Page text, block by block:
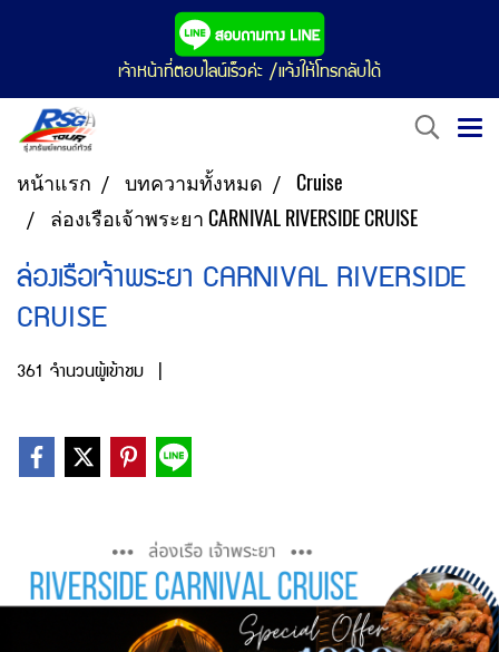
เจ้าหน้าที่ตอบไลน์เร็วค่ะ /แจ้งให้โทรกลับได้
หน้าแรก บทความทั้งหมด
Cruise
ล่องเรือเจ้าพระยา CARNIVAL RIVERSIDE CRUISE
ล่องเรือเจ้าพระยา CARNIVAL RIVERSIDE
CRUISE
361 จำนวนผู้เข้าชม